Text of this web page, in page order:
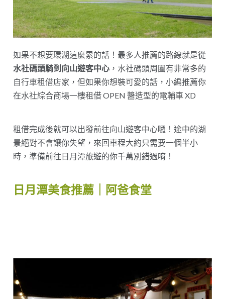
如果不想要環湖這麼累的話！最多人推薦的路線就是從
水社碼頭騎到向山遊客中心 ，水社碼頭周圍有非常多的
自行車租借店家，但如果你想裝可愛的話，小編推薦你
在水社綜合商場一樓租借 OPEN 醬造型的電輔車 XD
租借完成後就可以出發前往向山遊客中心囉！途中的湖
景絕對不會讓你失望，來回車程大約只需要一個半小
時，準備前往日月潭旅遊的你千萬別錯過唷！
日月潭美食推薦｜阿爸食堂